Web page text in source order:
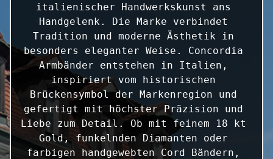
italienischer Handwerkskunst ans
Handgelenk. Die Marke verbindet
Tradition und moderne Ästhetik in
besonders eleganter Weise. Concordia
Armbänder entstehen in Italien,
inspiriert vom historischen
Brückensymbol der Markenregion und
gefertigt mit höchster Präzision und
Liebe zum Detail. Ob mit feinem 18 kt
Gold, funkelnden Diamanten oder
farbigen handgewebten Cord Bändern,